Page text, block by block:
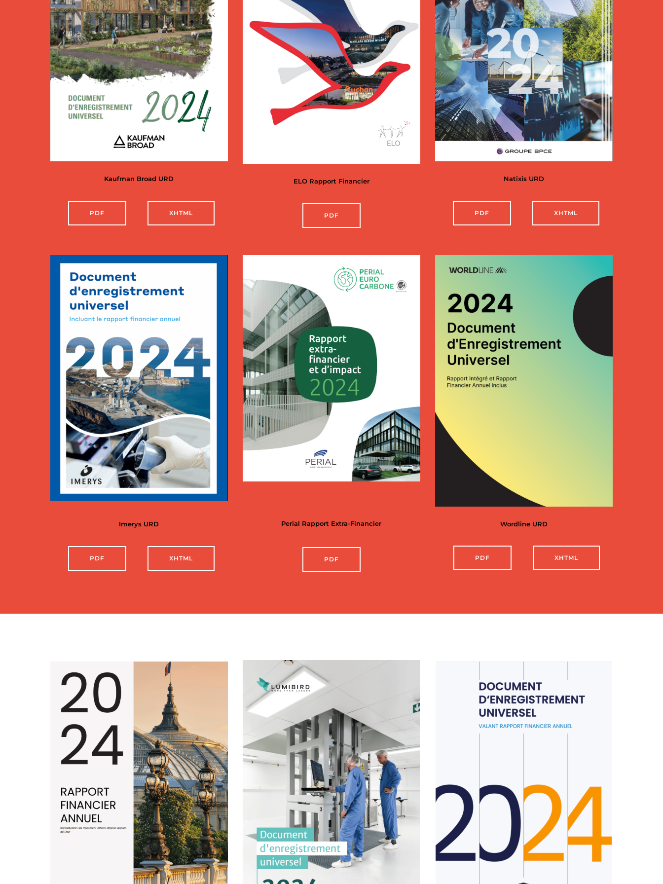
Kaufman Broad URD
PDF XHTML
ELO Rapport Financier
PDF
Natixis URD
PDF XHTML
Imerys URD
PDF XHTML
Perial Rapport Extra-Financier
PDF
Wordline URD
PDF XHTML